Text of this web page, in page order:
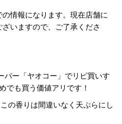
情報になります。現在店舗に
いますので、ご了承くださ
パー「ヤオコー」でリピ買いす
でも買う価値アリです！
の香りは間違いなく天ぷらにし